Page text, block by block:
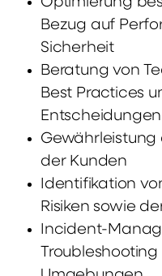
Optimierung
Bezug auf
Sicherheit
Beratung von
Best Practices
Entscheidungen
Gewährleistung
der Kunden
Identifikation
Risiken sowie
Incident-